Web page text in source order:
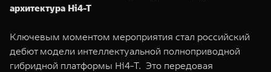
архитектура Hi4-T
Ключевым моментом мероприятия стал российский
дебют модели интеллектуальной полноприводной
гибридной платформы Hi4-Т. Это передовая